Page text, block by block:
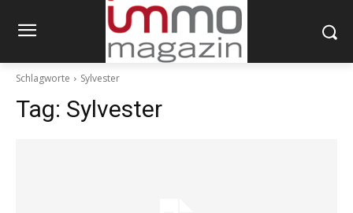
Schlagworte Sylvester
Tag: Sylvester